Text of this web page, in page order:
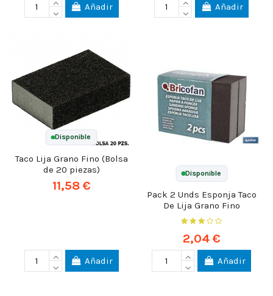
Añadir Añadir
Disponible
Taco Lija Grano Fino (Bolsa
de 20 piezas)
11,58 €
Añadir
Disponible
Pack 2 Unds Esponja Taco
De Lija Grano Fino
2,04 €
Añadir